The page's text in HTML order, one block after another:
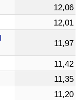
12,06
12,01
11,97
11,42
11,35
11,20